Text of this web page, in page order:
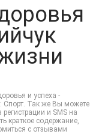
и успеха -
Спорт. Так же Вы можете
и SMS на
краткое содержание,
с отзывами